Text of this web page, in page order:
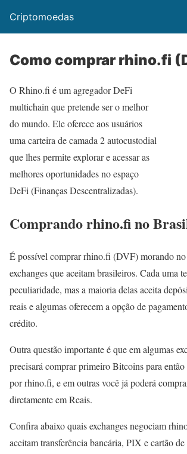
Criptomoedas
Como comprar rhino.fi
O Rhino.fi é um agregador DeFi
multichain que pretende ser o melhor
do mundo. Ele oferece aos usuários
uma carteira de camada 2 autocustodial
que lhes permite explorar e acessar as
melhores oportunidades no espaço
DeFi (Finanças Descentralizadas).
Comprando rhino.fi no
É possível comprar rhino.fi (DVF) morando
exchanges que aceitam brasileiros. Cada uma
peculiaridade, mas a maioria delas aceita
reais e algumas oferecem a opção de
crédito.
Outra questão importante é que em algumas
precisará comprar primeiro Bitcoins para
por rhino.fi, e em outras você já poderá
diretamente em Reais.
Confira abaixo quais exchanges negociam
aceitam transferência bancária, PIX e cartão